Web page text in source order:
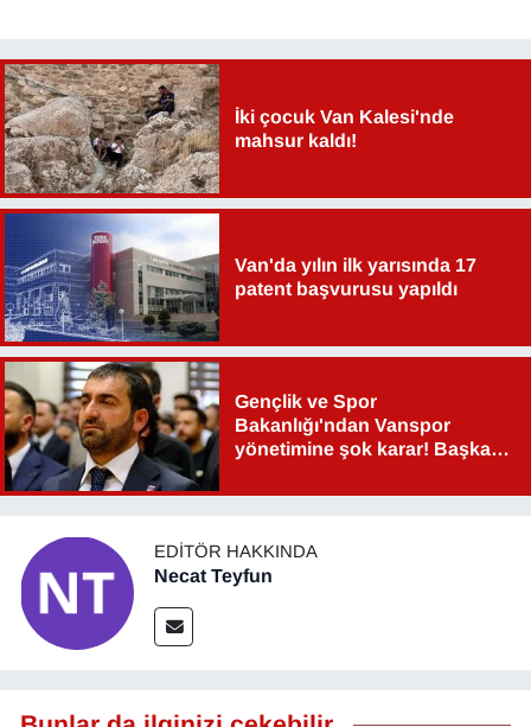
İki çocuk Van Kalesi'nde
mahsur kaldı!
Van'da yılın ilk yarısında 17
patent başvurusu yapıldı
Gençlik ve Spor
Bakanlığı'ndan Vanspor
yönetimine şok karar! Başkan
EDITÖR HAKKINDA
Necat Teyfun